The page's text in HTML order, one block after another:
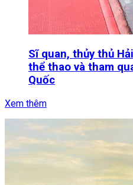
Sĩ quan, thủy thủ
thể thao và tham
Quốc
Xem thêm